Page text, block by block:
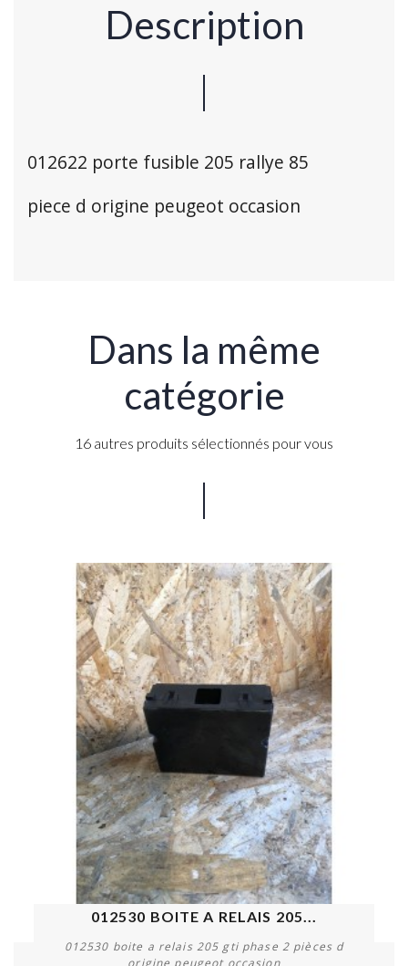
Description
012622 porte fusible 205 rallye 85
piece d origine peugeot occasion
Dans la même
catégorie
16 autres produits sélectionnés pour vous
012530 BOITE A RELAIS 205...
012530 boite a relais 205 gti phase 2 pièces d
origine peugeot occasion